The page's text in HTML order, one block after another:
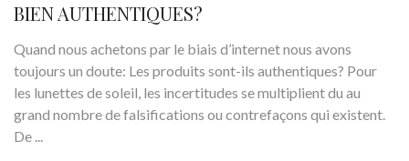
BIEN AUTHENTIQUES?
Quand nous achetons par le biais d’internet nous avons
toujours un doute: Les produits sont-ils authentiques? Pour
les lunettes de soleil, les incertitudes se multiplient du au
grand nombre de falsifications ou contrefaçons qui existent.
De ...